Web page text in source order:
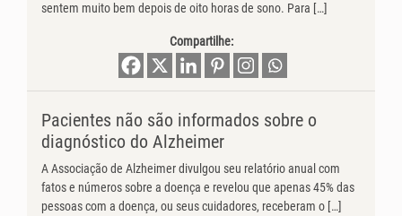
sentem muito bem depois de oito horas de sono. Para […]
Compartilhe:
Pacientes não são informados sobre o
diagnóstico do Alzheimer
A Associação de Alzheimer divulgou seu relatório anual com
fatos e números sobre a doença e revelou que apenas 45% das
pessoas com a doença, ou seus cuidadores, receberam o […]